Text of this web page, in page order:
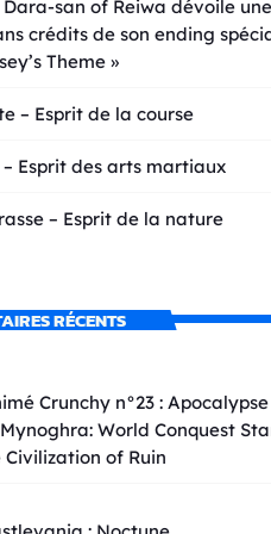
Dara-san of Reiwa dévoile une
crédits de son ending
Theme »
– Esprit de la course
– Esprit des arts martiaux
– Esprit de la nature
RÉCENTS
Crunchy n°23 : Apocalypse
World Conquest
of Ruin